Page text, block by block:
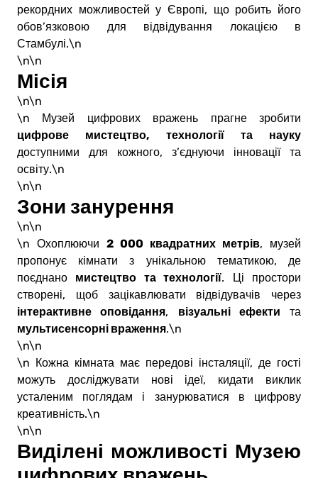
рекордних можливостей у Європі, що робить його
обов’язковою для відвідування локацією в
Стамбулі.\n
\n\n
Місія
\n\n
\n Музей цифрових вражень прагне зробити
цифрове мистецтво, технології та науку
доступними для кожного, з’єднуючи інновації та
освіту.\n
\n\n
Зони занурення
\n\n
\n Охоплюючи 2 000 квадратних метрів, музей
пропонує кімнати з унікальною тематикою, де
поєднано мистецтво та технології. Ці простори
створені, щоб зацікавлювати відвідувачів через
інтерактивне оповідання, візуальні ефекти та
мультисенсорні враження.\n
\n\n
\n Кожна кімната має передові інсталяції, де гості
можуть досліджувати нові ідеї, кидати виклик
усталеним поглядам і занурюватися в цифрову
креативність.\n
\n\n
Виділені можливості Музею